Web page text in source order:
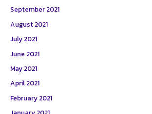
September 2021
August 2021
July 2021
June 2021
May 2021
April 2021
February 2021